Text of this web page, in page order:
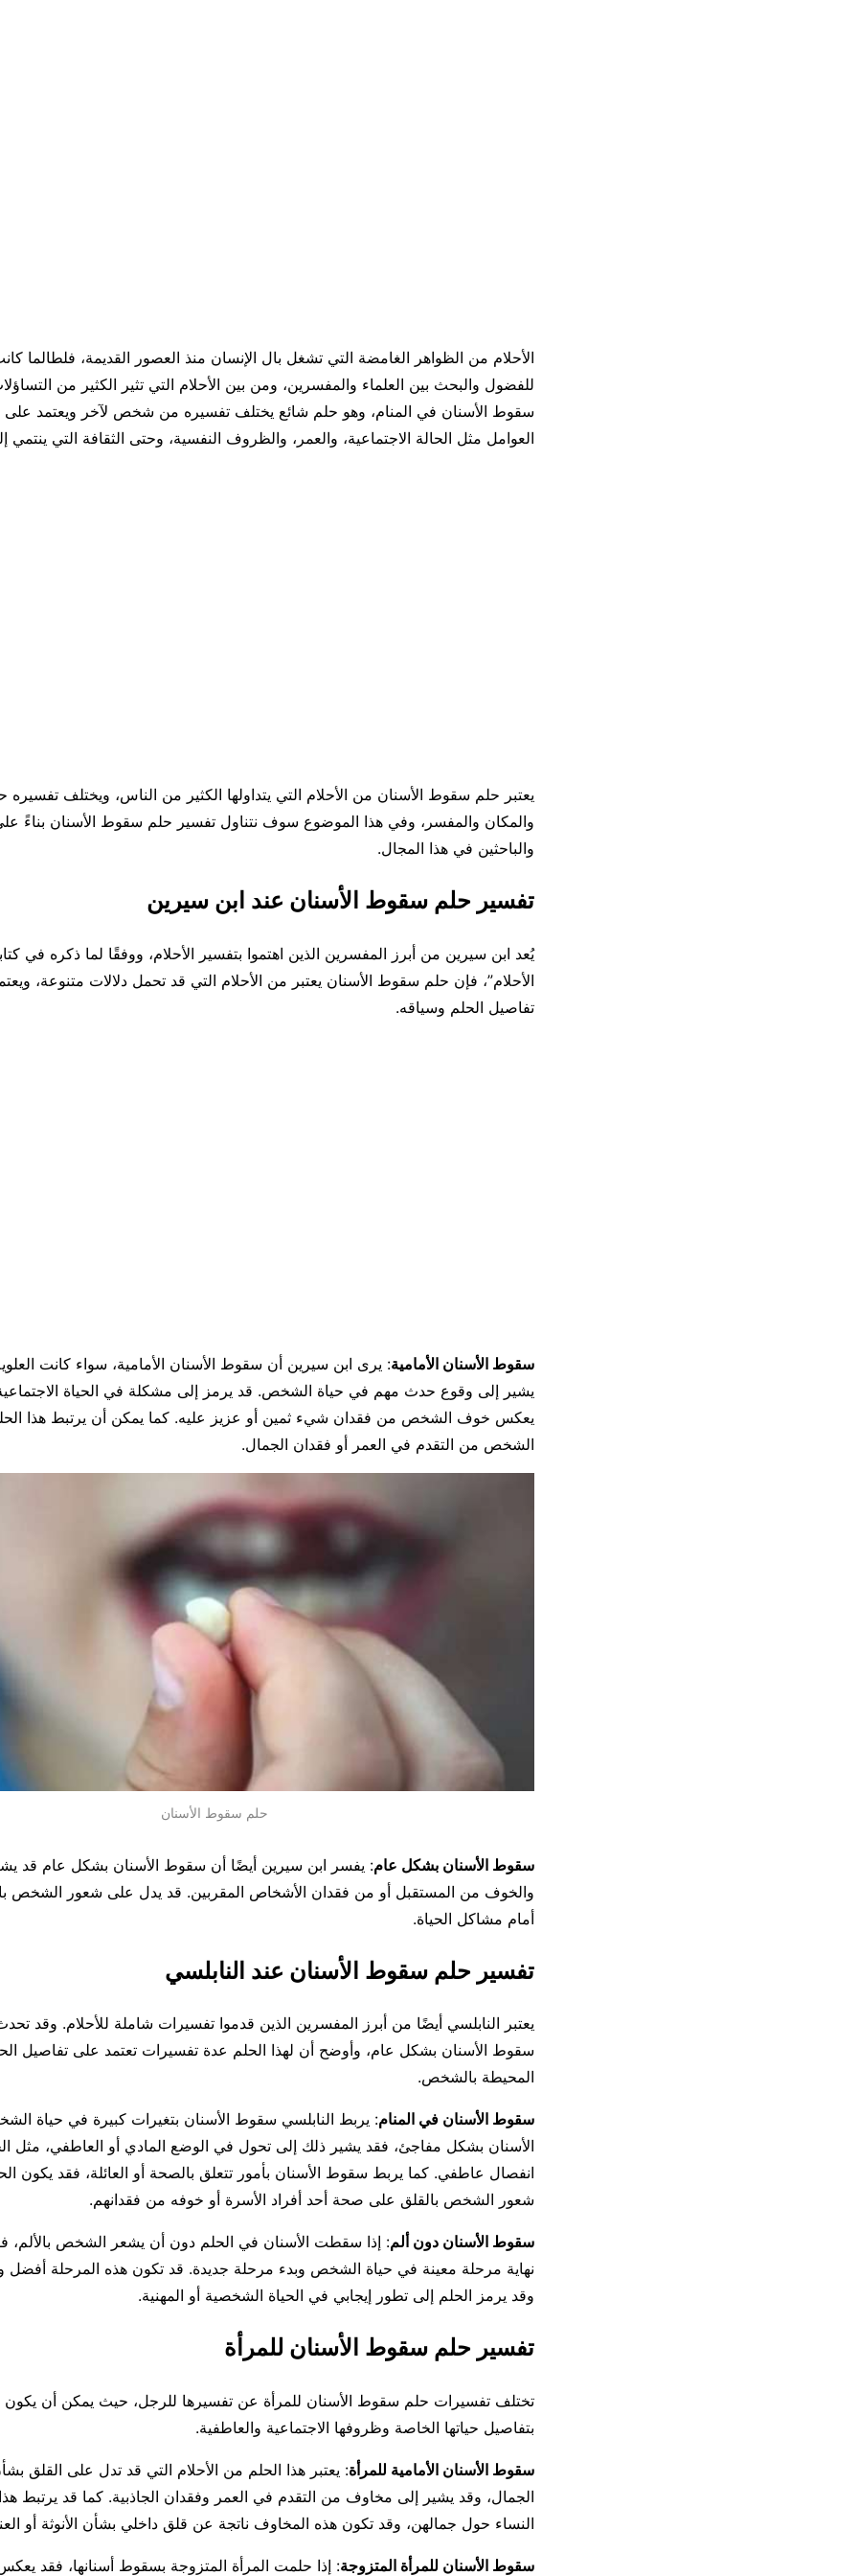
الأحلام من الظواهر الغامضة التي تشغل بال الإنسان منذ العصور القديمة، فلطالما
للفضول والبحث بين العلماء والمفسرين، ومن بين الأحلام التي تثير الكثير من
سقوط الأسنان في المنام، وهو حلم شائع يختلف تفسيره من شخص لآخر ويعتمد على
العوامل مثل الحالة الاجتماعية، والعمر، والظروف النفسية، وحتى الثقافة التي ينتمي
يعتبر حلم سقوط الأسنان من الأحلام التي يتداولها الكثير من الناس، ويختلف
والمكان والمفسر، وفي هذا الموضوع سوف نتناول تفسير حلم سقوط الأسنان بناءً
والباحثين في هذا المجال.
تفسير حلم سقوط الأسنان عند ابن سيرين
يُعد ابن سيرين من أبرز المفسرين الذين اهتموا بتفسير الأحلام، ووفقًا لما ذكره في
الأحلام”، فإن حلم سقوط الأسنان يعتبر من الأحلام التي قد تحمل دلالات متنوعة،
تفاصيل الحلم وسياقه.
سقوط الأسنان الأمامية: يرى ابن سيرين أن سقوط الأسنان الأمامية، سواء كانت
يشير إلى وقوع حدث مهم في حياة الشخص. قد يرمز إلى مشكلة في الحياة الاجتماعية
يعكس خوف الشخص من فقدان شيء ثمين أو عزيز عليه. كما يمكن أن يرتبط هذا
الشخص من التقدم في العمر أو فقدان الجمال.
حلم سقوط الأسنان
سقوط الأسنان بشكل عام: يفسر ابن سيرين أيضًا أن سقوط الأسنان بشكل عام قد
والخوف من المستقبل أو من فقدان الأشخاص المقربين. قد يدل على شعور الشخص
أمام مشاكل الحياة.
تفسير حلم سقوط الأسنان عند النابلسي
يعتبر النابلسي أيضًا من أبرز المفسرين الذين قدموا تفسيرات شاملة للأحلام. وقد
سقوط الأسنان بشكل عام، وأوضح أن لهذا الحلم عدة تفسيرات تعتمد على تفاصيل
المحيطة بالشخص.
سقوط الأسنان في المنام: يربط النابلسي سقوط الأسنان بتغيرات كبيرة في حياة
الأسنان بشكل مفاجئ، فقد يشير ذلك إلى تحول في الوضع المادي أو العاطفي، مثل
انفصال عاطفي. كما يربط سقوط الأسنان بأمور تتعلق بالصحة أو العائلة، فقد يكون
شعور الشخص بالقلق على صحة أحد أفراد الأسرة أو خوفه من فقدانهم.
سقوط الأسنان دون ألم: إذا سقطت الأسنان في الحلم دون أن يشعر الشخص بالألم،
نهاية مرحلة معينة في حياة الشخص وبدء مرحلة جديدة. قد تكون هذه المرحلة أفضل
وقد يرمز الحلم إلى تطور إيجابي في الحياة الشخصية أو المهنية.
تفسير حلم سقوط الأسنان للمرأة
تختلف تفسيرات حلم سقوط الأسنان للمرأة عن تفسيرها للرجل، حيث يمكن أن يكون
بتفاصيل حياتها الخاصة وظروفها الاجتماعية والعاطفية.
سقوط الأسنان الأمامية للمرأة: يعتبر هذا الحلم من الأحلام التي قد تدل على القلق
الجمال، وقد يشير إلى مخاوف من التقدم في العمر وفقدان الجاذبية. كما قد يرتبط
النساء حول جمالهن، وقد تكون هذه المخاوف ناتجة عن قلق داخلي بشأن الأنوثة أو
سقوط الأسنان للمرأة المتزوجة: إذا حلمت المرأة المتزوجة بسقوط أسنانها، فقد